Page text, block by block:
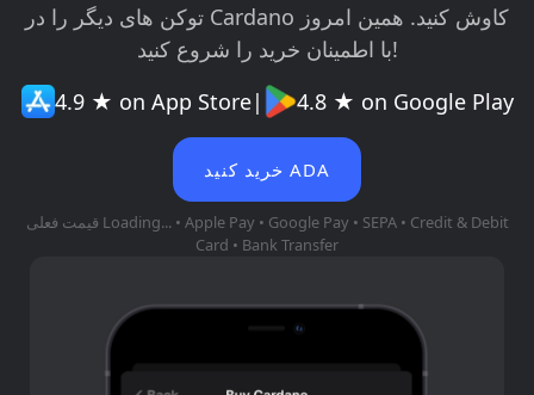
توکن های دیگر را در Cardano کاوش کنید. همین امروز
با اطمینان خرید را شروع کنید!
4.9 ★ on App Store| 4.8 ★ on Google Play
خرید کنید ADA
Loading... • Apple Pay • Google Pay • SEPA • Credit & Debit
Card • Bank Transfer